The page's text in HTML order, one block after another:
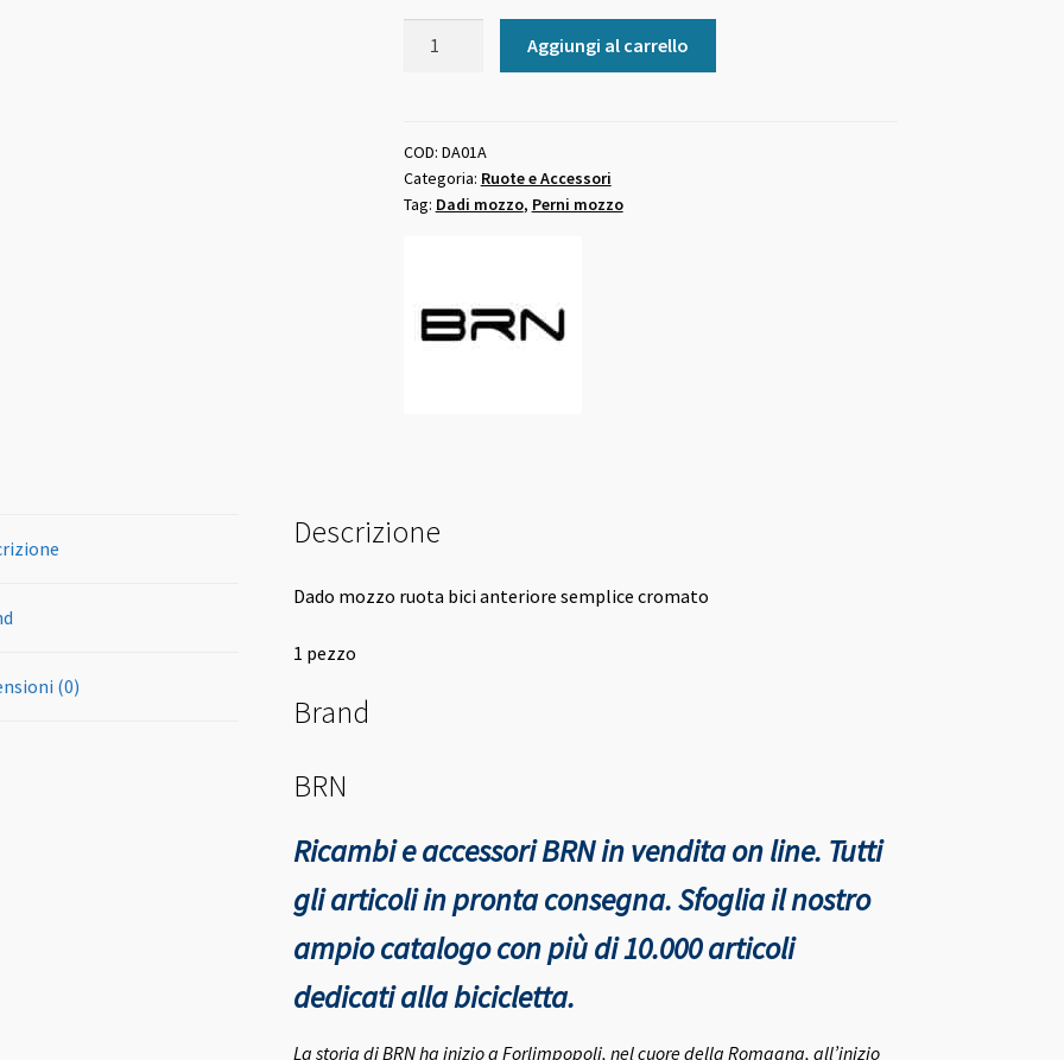
anteriore
quantità
Aggiungi al carrello
COD: DA01A
Categoria: Ruote e Accessori
Tag: Dadi mozzo, Perni mozzo
(0)
Descrizione
Dado mozzo ruota bici anteriore semplice cromato
1 pezzo
Brand
BRN
Ricambi e accessori BRN in vendita on line. Tutti
gli articoli in pronta consegna.Sfoglia il nostro
ampio catalogo con più di 10.000 articoli
dedicati alla bicicletta.
La storia di BRN ha inizio a Forlimpopoli, nel cuore della Romagna, all’inizio